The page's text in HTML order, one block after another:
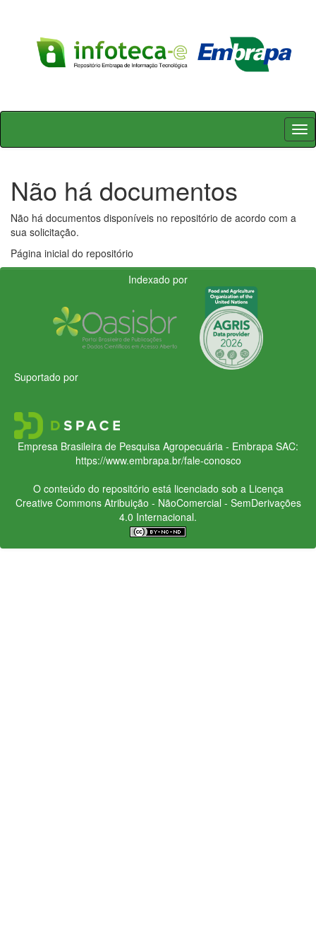
Skip
Não há documentos
Não há documentos disponíveis no repositório de acordo com a
sua solicitação.
Página inicial do repositório
Indexado por
Suportado por
Empresa Brasileira de Pesquisa Agropecuária - Embrapa SAC:
https://www.embrapa.br/fale-conosco
O conteúdo do repositório está licenciado sob a Licença
Creative CommonsAtribuição - NãoComercial - SemDerivações
4.0 Internacional.